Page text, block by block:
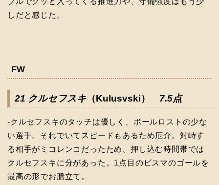
しだと感じた。
FW
21 クルセフスキ （Kulusvski） 7.5点
-クルセフスキのタッチは優しく、ボールロストの少な
い選手。それでいてスピードもあるため厄介。対峙す
る相手がミコレンコだったため、押し込む時間帯では
クルセフスキに分があった。1点目のビスマのゴールを
最高の形でお膳立て。